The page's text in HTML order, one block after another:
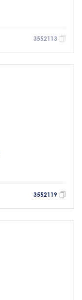
3552113
3552119